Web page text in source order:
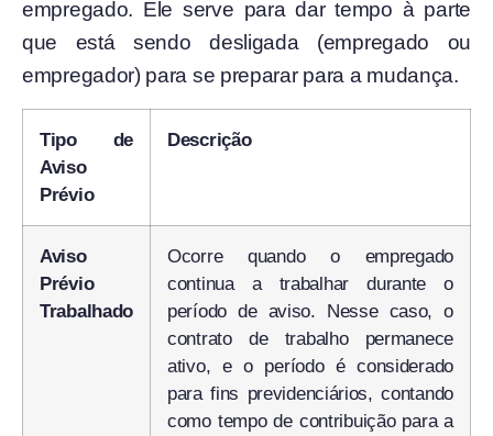
empregado. Ele serve para dar tempo à parte
que está sendo desligada (empregado ou
empregador) para se preparar para a mudança.
Tipo de
Aviso
Prévio
Descrição
Aviso
Prévio
Trabalhado
Ocorre quando o empregado
continua a trabalhar durante o
período de aviso. Nesse caso, o
contrato de trabalho permanece
ativo, e o período é considerado
para fins previdenciários, contando
como tempo de contribuição para a